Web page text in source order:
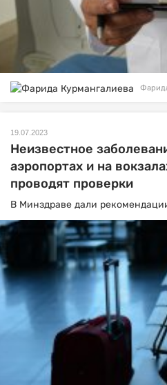
19.07.2023
Неизвестное
аэропортах и на
проводят проверки
В Минздраве дали